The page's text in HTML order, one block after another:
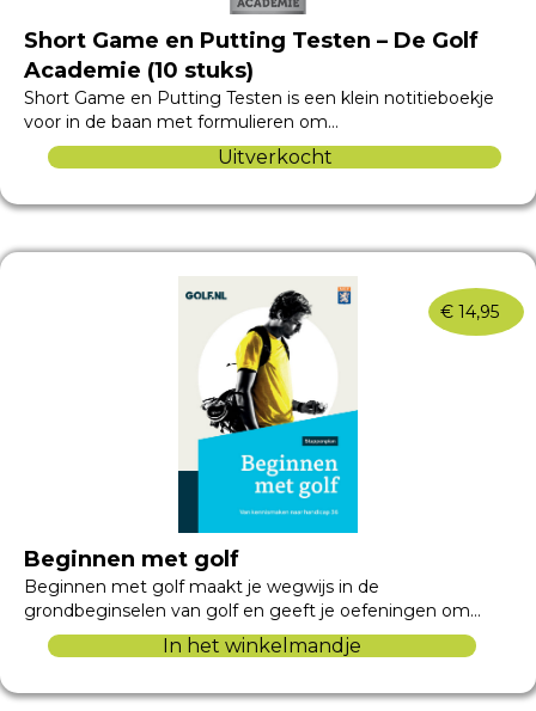
Short Game en Putting Testen – De Golf
Academie (10 stuks)
Short Game en Putting Testen is een klein notitieboekje
voor in de baan met formulieren om…
Uitverkocht
€ 14,95
Beginnen met golf
Beginnen met golf maakt je wegwijs in de
grondbeginselen van golf en geeft je oefeningen om…
In het winkelmandje